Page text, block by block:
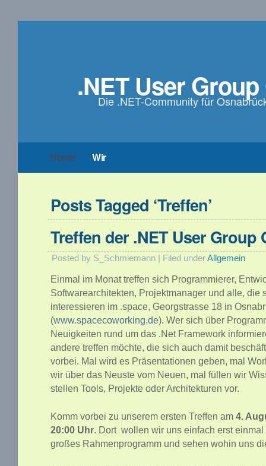
.NET User
Die .NET-Community für
Home Wir
Posts Tagged ‘Treffen’
Treffen der .NET User Group
Posted by S_Schmiemann | Filed underAllgemein
Einmal im Monat treffen sich Programmierer,
Softwarearchitekten, Projektmanager und alle, die
interessieren im .space, Georgstrasse 18 in
(www.spacecoworking.de). Wer sich über
Neuigkeiten rund um das .Net Framework
andere treffen möchte, die sich auch damit
vorbei. Mal wird es Präsentationen geben, mal
wir über das Neuste vom Neuen, mal füllen wir
stellen Tools, Projekte oder Architekturen vor.
Komm vorbei zu unserem ersten Treffen am 4.
20:00 Uhr. Dort wollen wir uns einfach erst
großes Rahmenprogramm und sehen wohin uns